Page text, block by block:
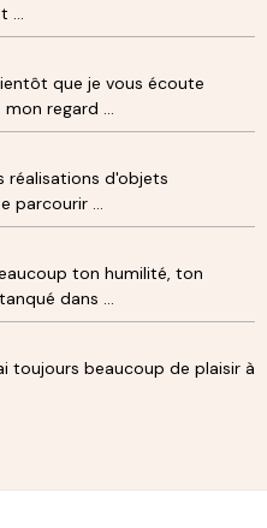
...
que je vous écoute
regard ...
réalisations d'objets
parcourir ...
ton humilité, ton
dans ...
toujours beaucoup de plaisir à